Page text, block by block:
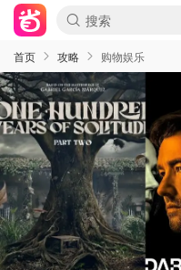
首页 攻略 购物娱乐